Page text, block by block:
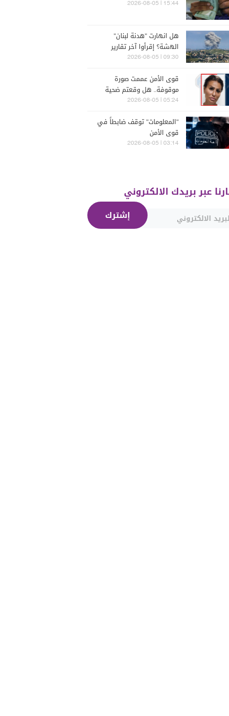
15:44 | 2026-08-05
هل انهارت "هدنة لبنان"
الهشة؟ إقرأوا آخر تقارير
إسرائيلية
09:30 | 2026-08-05
قوى الأمن عممت صورة
موقوفة.. هل وقعتم ضحية
أعمالها؟
05:24 | 2026-08-05
"المعلومات" توقف ضابطاً في
قوى الأمن
03:14 | 2026-08-05
عبر بريدك الالكتروني
إشترك